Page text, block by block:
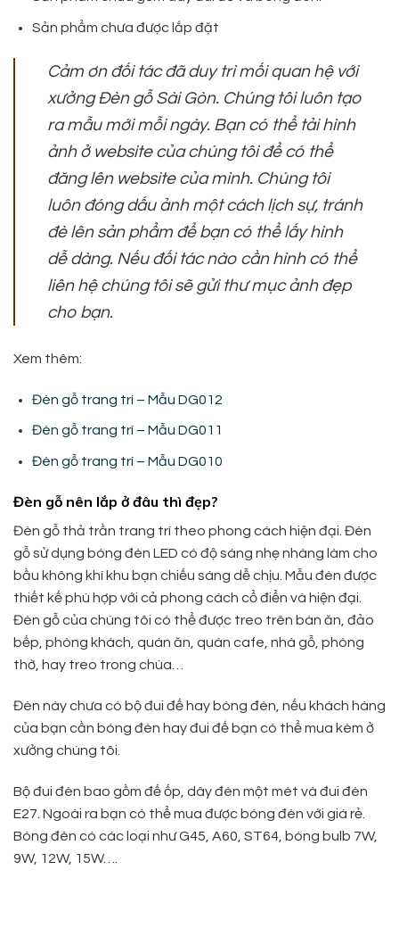
Sản phẩm chưa được lắp đặt
Cảm ơn đối tác đã duy trì mối quan hệ với
xưởng Đèn gỗ Sài Gòn. Chúng tôi luôn tạo
ra mẫu mới mỗi ngày. Bạn có thể tải hình
ảnh ở website của chúng tôi để có thể
đăng lên website của mình. Chúng tôi
luôn đóng dấu ảnh một cách lịch sự, tránh
đè lên sản phẩm để bạn có thể lấy hình
dễ dàng. Nếu đối tác nào cần hình có thể
liên hệ chúng tôi sẽ gửi thư mục ảnh đẹp
cho bạn.
Xem thêm:
Đèn gỗ trang trí – Mẫu DG012
Đèn gỗ trang trí – Mẫu DG011
Đèn gỗ trang trí – Mẫu DG010
Đèn gỗ nên lắp ở đâu thì đẹp?
Đèn gỗ thả trần trang trí theo phong cách hiện đại. Đèn
gỗ sử dụng bóng đèn LED có độ sáng nhẹ nhàng làm cho
bầu không khí khu bạn chiếu sáng dễ chịu. Mẫu đèn được
thiết kế phù hợp với cả phong cách cổ điển và hiện đại.
Đèn gỗ của chúng tôi có thể được treo trên bàn ăn, đảo
bếp, phòng khách, quán ăn, quán cafe, nhà gỗ, phòng
thờ, hay treo trong chùa…
Đèn này chưa có bộ đui đế hay bóng đèn, nếu khách hàng
của bạn cần bóng đèn hay đui đế bạn có thể mua kèm ở
xưởng chúng tôi.
Bộ đui đèn bao gồm đế ốp, dây đèn một mét và đui đèn
E27. Ngoài ra bạn có thể mua được bóng đèn với giá rẻ.
Bóng đèn có các loại như G45, A60, ST64, bóng bulb 7W,
9W, 12W, 15W….